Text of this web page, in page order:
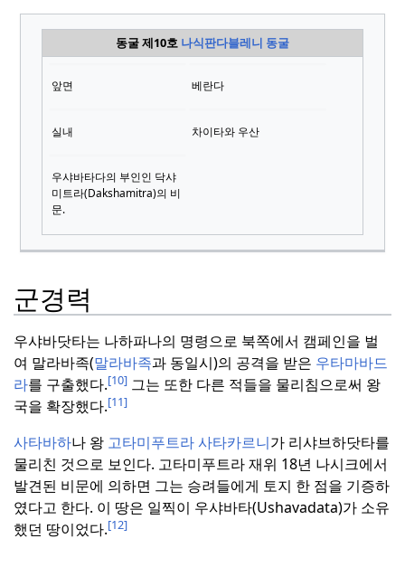
동굴 제10호 나식판다블레니 동굴
앞면 베란다
실내 차이타와 우산
우샤바타다의 부인인 닥샤
미트라(Dakshamitra)의 비
문.
군경력
우샤바닷타는 나하파나의 명령으로 북쪽에서 캠페인을 벌
여 말라바족(말라바족과 동일시)의 공격을 받은 우타마바드
라를 구출했다.[10] 그는 또한 다른 적들을 물리침으로써 왕
국을 확장했다.[11]
사타바하나 왕 고타미푸트라 사타카르니가 리샤브하닷타를
물리친 것으로 보인다. 고타미푸트라 재위 18년 나시크에서
발견된 비문에 의하면 그는 승려들에게 토지 한 점을 기증하
였다고 한다. 이 땅은 일찍이 우샤바타(Ushavadata)가 소유
했던 땅이었다.[12]